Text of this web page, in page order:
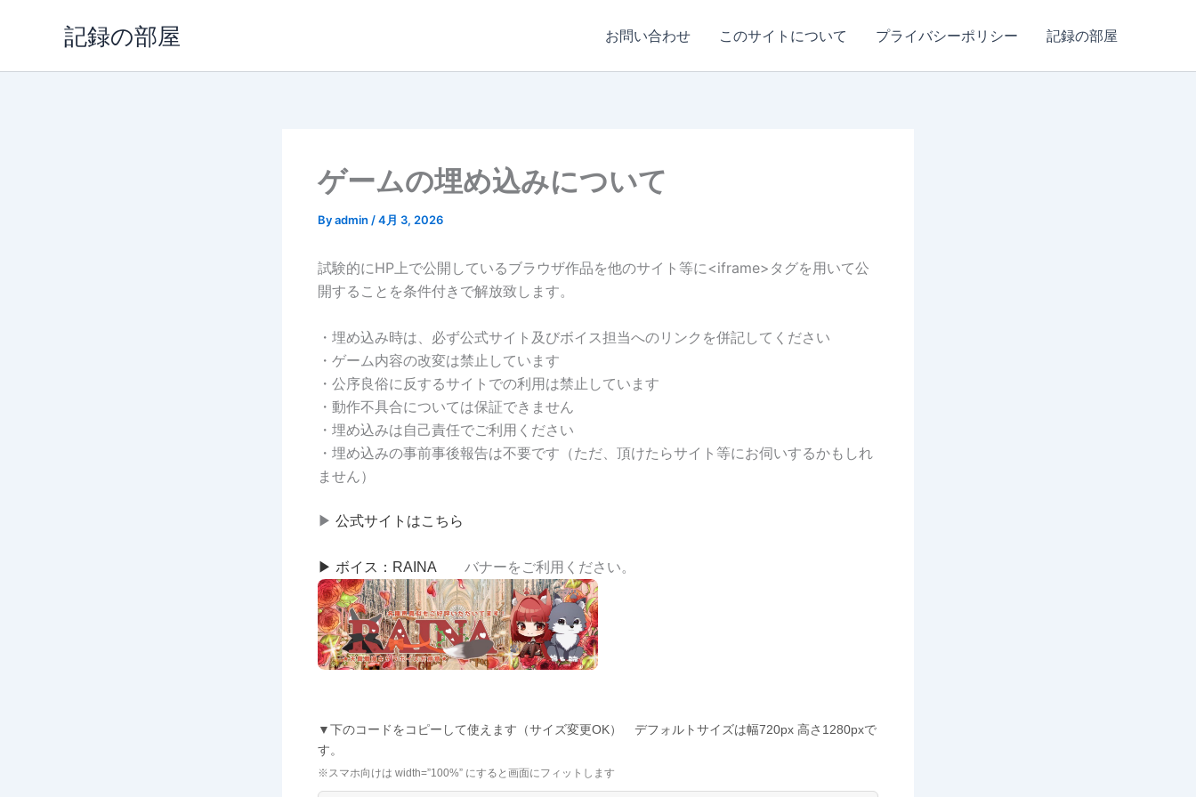
記録の部屋 お問い合わせ このサイトについて プライバシーポリシー 記録の部屋
ゲームの埋め込みについて
Byadmin /4月 3, 2026
試験的にHP上で公開しているブラウザ作品を他のサイト等に<iframe>タグを用いて公
開することを条件付きで解放致します。
・埋め込み時は、必ず公式サイト及びボイス担当へのリンクを併記してください
・ゲーム内容の改変は禁止しています
・公序良俗に反するサイトでの利用は禁止しています
・動作不具合については保証できません
・埋め込みは自己責任でご利用ください
・埋め込みの事前事後報告は不要です（ただ、頂けたらサイト等にお伺いするかもしれ
ません）
▶ 公式サイトはこちら
▶ ボイス：RAINA バナーをご利用ください。
▼下のコードをコピーして使えます（サイズ変更OK） デフォルトサイズは幅720px 高さ1280pxで
す。
※スマホ向けは width=”100%” にすると画面にフィットします